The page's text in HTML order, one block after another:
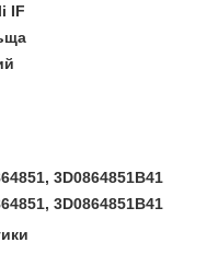
IF
3D0864851B41
3D0864851B41